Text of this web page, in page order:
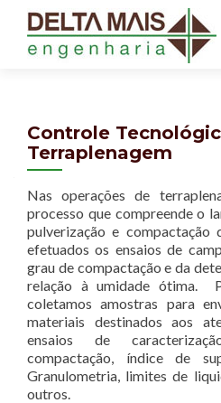
Controle
Terraplenagem
Nas operações de
processo que compreende o
pulverização e compactação
efetuados os ensaios de
grau de compactação e da
relação à umidade ótima.
coletamos amostras para
materiais destinados aos
ensaios de
compactação, índice de
Granulometria, limites de
outros.